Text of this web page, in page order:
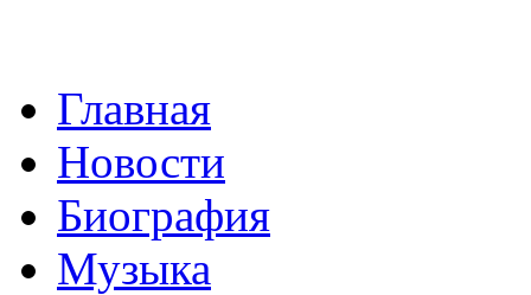
Главная
Новости
Биография
Музыка